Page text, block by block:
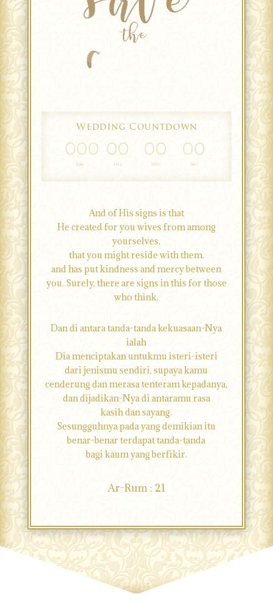
Wedding Countdown
000
Day
00
Hrs
00
Min
00
Sec
And of His signs is that
He created for you wives from among
yourselves,
that you might reside with them.
and has put kindness and mercy between
you. Surely, there are signs in this for those
who think.
Dan di antara tanda-tanda kekuasaan-Nya
ialah
Dia menciptakan untukmu isteri-isteri
dari jenismu sendiri, supaya kamu
cenderung dan merasa tenteram kepadanya,
dan dijadikan-Nya di antaramu rasa
kasih dan sayang.
Sesungguhnya pada yang demikian itu
benar-benar terdapat tanda-tanda
bagi kaum yang berfikir.
Ar-Rum : 21